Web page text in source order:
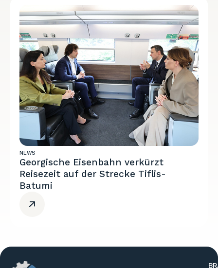
NEWS
Georgische Eisenbahn verkürzt
Reisezeit auf der Strecke Tiflis-
Batumi